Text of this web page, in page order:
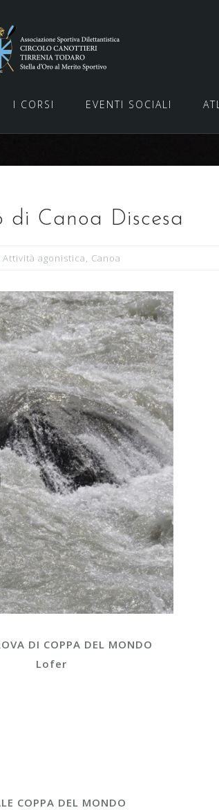
I CORSI EVENTI SOCIALI
di Canoa Discesa
Attività agonistica, Canoa
DI COPPA DEL MONDO
Lofer
COPPA DEL MONDO